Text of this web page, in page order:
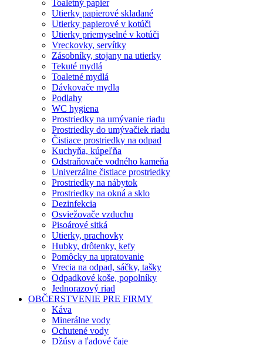
Toaletný papier
Utierky papierové skladané
Utierky papierové v kotúči
Utierky priemyselné v kotúči
Vreckovky, servítky
Zásobníky, stojany na utierky
Tekuté mydlá
Toaletné mydlá
Dávkovače mydla
Podlahy
WC hygiena
Prostriedky na umývanie riadu
Prostriedky do umývačiek riadu
Čistiace prostriedky na odpad
Kuchyňa, kúpeľňa
Odstraňovače vodného kameňa
Univerzálne čistiace prostriedky
Prostriedky na nábytok
Prostriedky na okná a sklo
Dezinfekcia
Osviežovače vzduchu
Pisoárové sitká
Utierky, prachovky
Hubky, drôtenky, kefy
Pomôcky na upratovanie
Vrecia na odpad, sáčky, tašky
Odpadkové koše, popolníky
Jednorazový riad
OBČERSTVENIE PRE FIRMY
Káva
Minerálne vody
Ochutené vody
Džúsy a ľadové čaje